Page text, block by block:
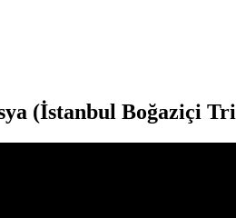
(İstanbul Boğaziçi